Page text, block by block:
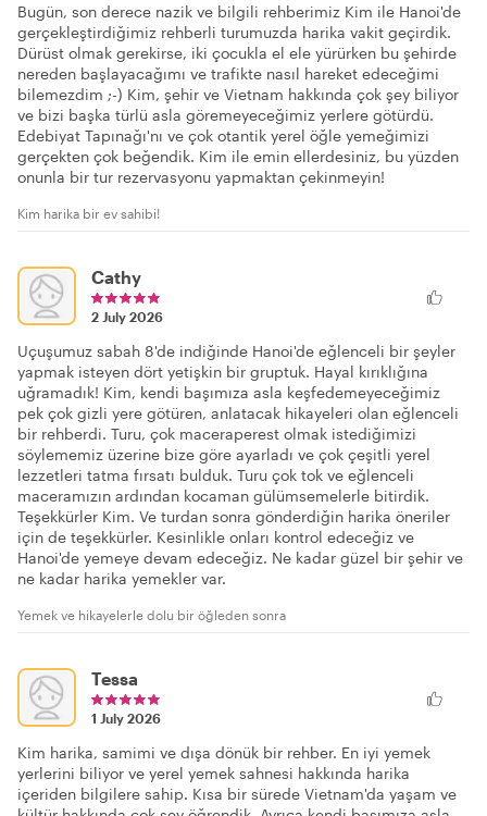
Bugün, son derece nazik ve bilgili rehberimiz Kim ile Hanoi'de
gerçekleştirdiğimiz rehberli turumuzda harika vakit geçirdik.
Dürüst olmak gerekirse, iki çocukla el ele yürürken bu şehirde
nereden başlayacağımı ve trafikte nasıl hareket edeceğimi
bilemezdim ;-) Kim, şehir ve Vietnam hakkında çok şey biliyor
ve bizi başka türlü asla göremeyeceğimiz yerlere götürdü.
Edebiyat Tapınağı'nı ve çok otantik yerel öğle yemeğimizi
gerçekten çok beğendik. Kim ile emin ellerdesiniz, bu yüzden
onunla bir tur rezervasyonu yapmaktan çekinmeyin!
Kim harika bir ev sahibi!
Cathy
2 July 2026
Uçuşumuz sabah 8'de indiğinde Hanoi'de eğlenceli bir şeyler
yapmak isteyen dört yetişkin bir gruptuk. Hayal kırıklığına
uğramadık! Kim, kendi başımıza asla keşfedemeyeceğimiz
pek çok gizli yere götüren, anlatacak hikayeleri olan eğlenceli
bir rehberdi. Turu, çok maceraperest olmak istediğimizi
söylememiz üzerine bize göre ayarladı ve çok çeşitli yerel
lezzetleri tatma fırsatı bulduk. Turu çok tok ve eğlenceli
maceramızın ardından kocaman gülümsemelerle bitirdik.
Teşekkürler Kim. Ve turdan sonra gönderdiğin harika öneriler
için de teşekkürler. Kesinlikle onları kontrol edeceğiz ve
Hanoi'de yemeye devam edeceğiz. Ne kadar güzel bir şehir ve
ne kadar harika yemekler var.
Yemek ve hikayelerle dolu bir öğleden sonra
Tessa
1 July 2026
Kim harika, samimi ve dışa dönük bir rehber. En iyi yemek
yerlerini biliyor ve yerel yemek sahnesi hakkında harika
içeriden bilgilere sahip. Kısa bir sürede Vietnam'da yaşam ve